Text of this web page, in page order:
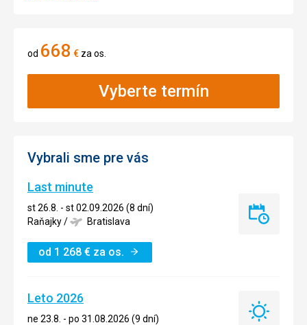
od 668 € za os.
Vyberte termín
Vybrali sme pre vás
Last minute
st 26.8. - st 02.09.2026 (8 dní)
Raňajky/ Bratislava
od 1 268 € za os.
Last
Leto 2026
ne 23.8. - po 31.08.2026 (9 dní)
Leto